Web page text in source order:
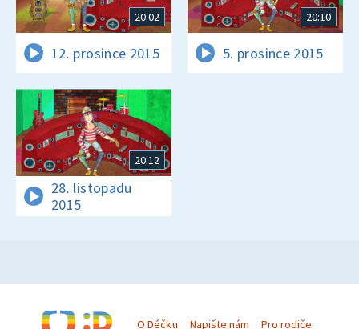
20:02
12. prosince 2015
20:10
5. prosince 2015
20:12
28. listopadu
2015
O Déčku Napište nám Pro rodiče